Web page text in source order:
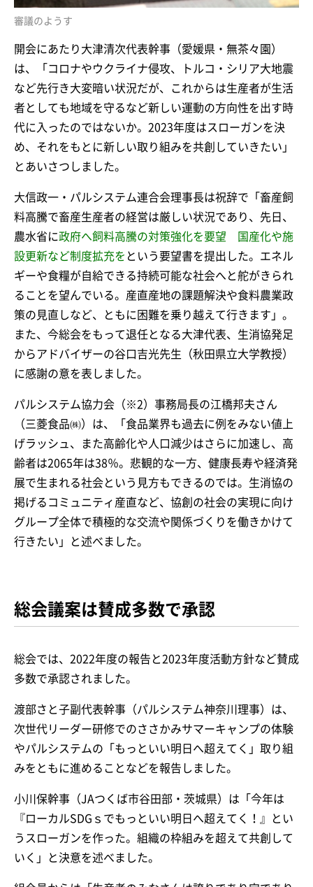
審議のようす
開会にあたり大津清次代表幹事（愛媛県・無茶々園）
は、「コロナやウクライナ侵攻、トルコ・シリア大地震
など先行き大変暗い状況だが、これからは生産者が生活
者としても地域を守るなど新しい運動の方向性を出す時
代に入ったのではないか。2023年度はスローガンを決
め、それをもとに新しい取り組みを共創していきたい」
とあいさつしました。
大信政一・パルシステム連合会理事長は祝辞で「畜産飼
料高騰で畜産生産者の経営は厳しい状況であり、先日、
農水省に政府へ飼料高騰の対策強化を要望 国産化や施
設更新など制度拡充を という要望書を提出した。エネル
ギーや食糧が自給できる持続可能な社会へと舵がきられ
ることを望んでいる。産直産地の課題解決や食料農業政
策の見直しなど、ともに困難を乗り越えて行きます」。
また、今総会をもって退任となる大津代表、生消協発足
からアドバイザーの谷口吉光先生（秋田県立大学教授）
に感謝の意を表しました。
パルシステム協力会（※2）事務局長の江橋邦夫さん
（三菱食品㈱）は、「食品業界も過去に例をみない値上
げラッシュ、また高齢化や人口減少はさらに加速し、高
齢者は2065年は38％。悲観的な一方、健康長寿や経済発
展で生まれる社会という見方もできるのでは。生消協の
掲げるコミュニティ産直など、協創の社会の実現に向け
グループ全体で積極的な交流や関係づくりを働きかけて
行きたい」と述べました。
総会議案は賛成多数で承認
総会では、2022年度の報告と2023年度活動方針など賛成
多数で承認されました。
渡部さと子副代表幹事（パルシステム神奈川理事）は、
次世代リーダー研修でのささかみサマーキャンプの体験
やパルシステムの「もっといい明日へ超えてく」取り組
みをともに進めることなどを報告しました。
小川保幹事（JAつくば市谷田部・茨城県）は「今年は
『ローカルSDGｓでもっといい明日へ超えてく！』とい
うスローガンを作った。組織の枠組みを超えて共創して
いく」と決意を述べました。